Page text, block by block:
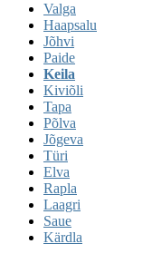
Valga
Haapsalu
Jõhvi
Paide
Keila
Kiviõli
Tapa
Põlva
Jõgeva
Türi
Elva
Rapla
Laagri
Saue
Kärdla